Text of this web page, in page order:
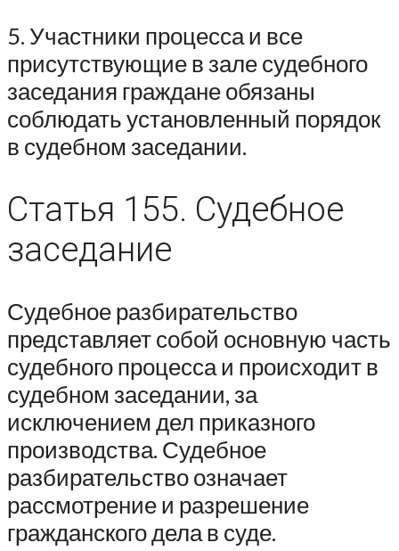
5. Участники процесса и все
присутствующие в зале судебного
заседания граждане обязаны
соблюдать установленный порядок
в судебном заседании.
Статья 155. Судебное
заседание
Судебное разбирательство
представляет собой основную часть
судебного процесса и происходит в
судебном заседании, за
исключением дел приказного
производства. Судебное
разбирательство означает
рассмотрение и разрешение
гражданского дела в суде.